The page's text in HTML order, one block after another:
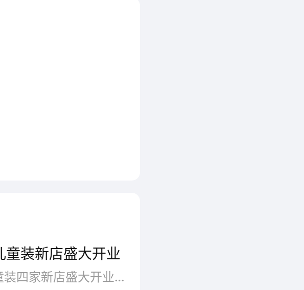
童装新店盛大开业
热烈庆祝爱朵儿童装四家新店盛大开业!它们分别为湖南株洲王府井、湘潭大洋百货、衡阳大洋百货、娄底专卖店，四家新店的同时开业为爱朵...